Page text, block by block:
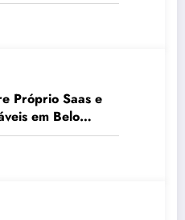
Próprio Saas e
em Belo
– Guia 3449